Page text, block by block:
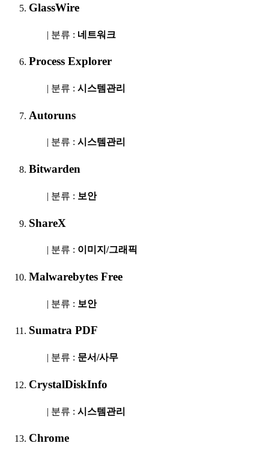
GlassWire
| 분류 : 네트워크
Process Explorer
| 분류 : 시스템관리
Autoruns
| 분류 : 시스템관리
Bitwarden
| 분류 : 보안
ShareX
| 분류 : 이미지/그래픽
Malwarebytes Free
| 분류 : 보안
Sumatra PDF
| 분류 : 문서/사무
CrystalDiskInfo
| 분류 : 시스템관리
Chrome